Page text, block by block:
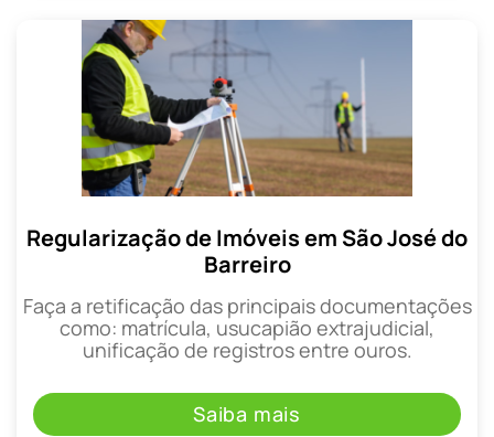
Regularização de Imóveis em São José do
Barreiro
Faça a retificação das principais documentações
como: matrícula, usucapião extrajudicial,
unificação de registros entre ouros.
Saiba mais